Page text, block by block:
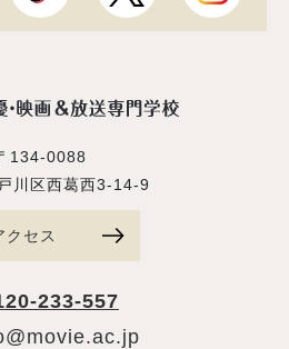
134-0088
川区西葛西3-14-9
クセス
233-557